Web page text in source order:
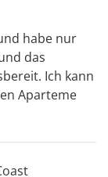
habe nur
das
Ich kann
Aparteme